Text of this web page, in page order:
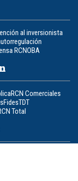
al inversionista
RCNOBA
RCN Comerciales
FidesTDT
Total